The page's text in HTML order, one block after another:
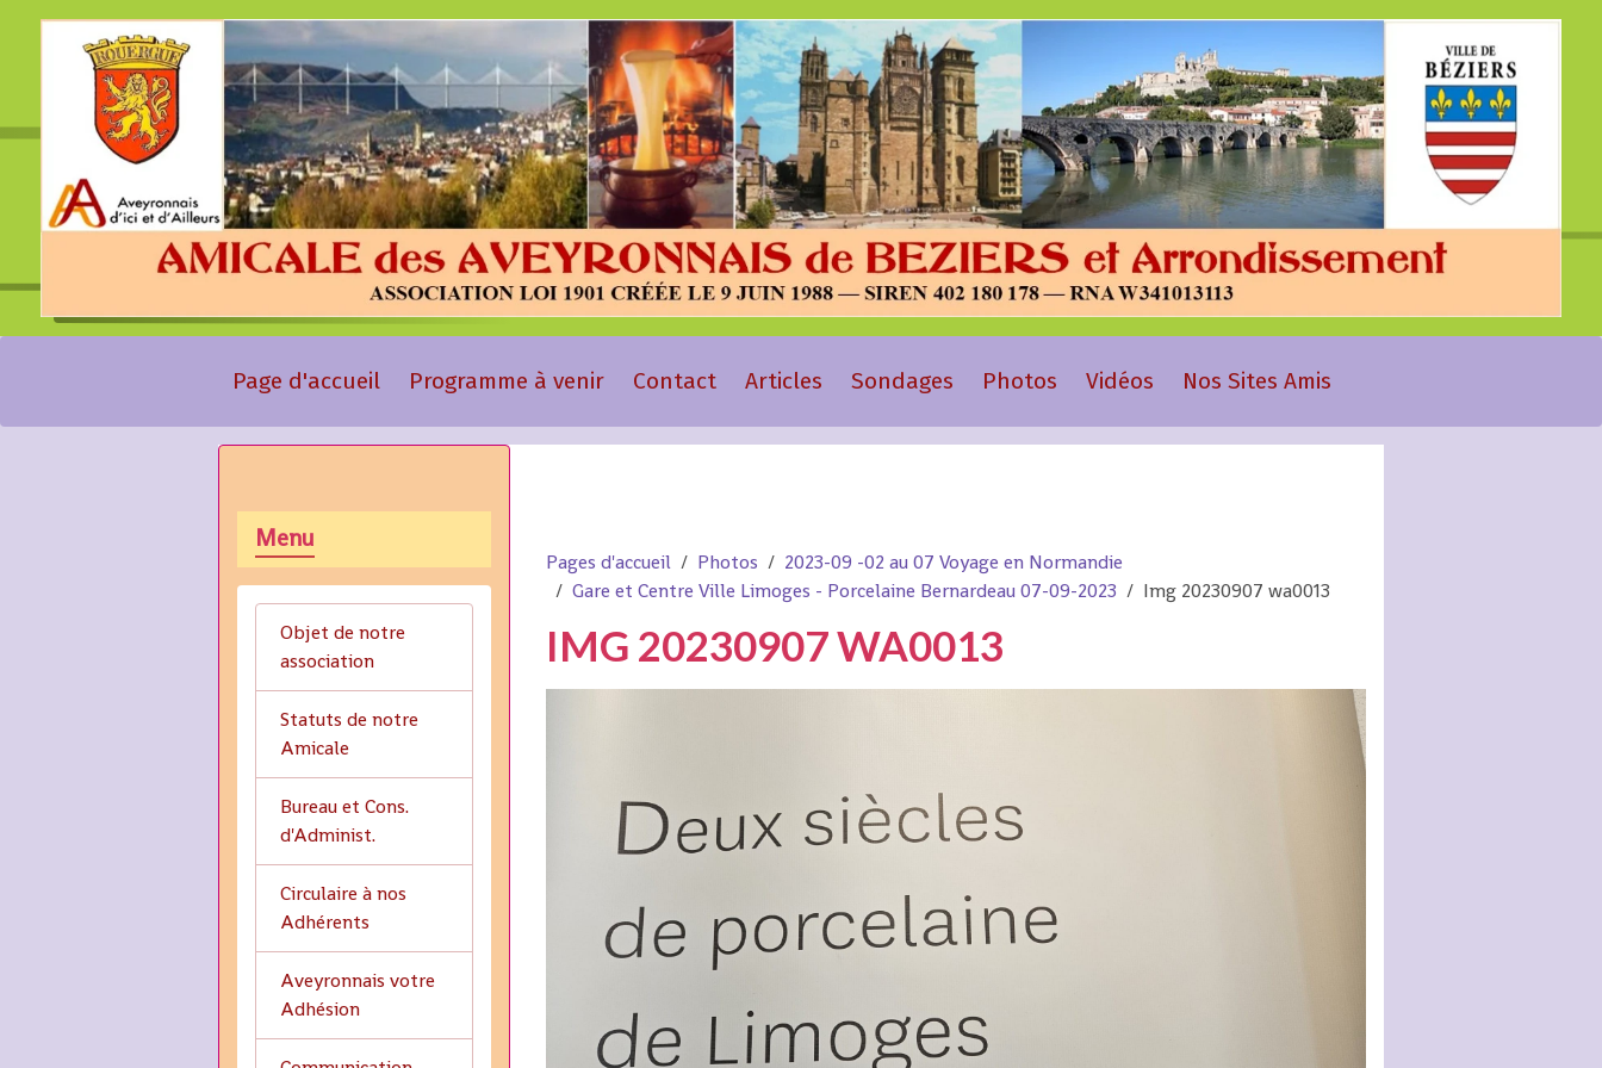
Page d'accueil Programme à venir Contact Articles Sondages Photos Vidéos Nos Sites Amis
Pages d'accueil Photos
2023-09 -02 au 07 Voyage en Normandie
Gare et Centre Ville Limoges - Porcelaine Bernardeau 07-09-2023
Img 20230907 wa0013
IMG 20230907 WA0013
Menu
Objet de notre
association
Statuts de notre
Amicale
Bureau et Cons.
d'Administ.
Circulaire à nos
Adhérents
Aveyronnais votre
Adhésion